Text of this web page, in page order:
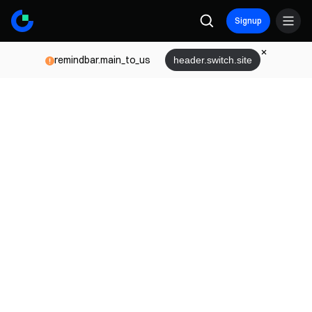
Signup
remindbar.main_to_us header.switch.site